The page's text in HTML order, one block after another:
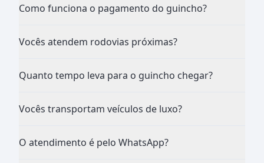
Como funciona o pagamento do guincho?
Vocês atendem rodovias próximas?
Quanto tempo leva para o guincho chegar?
Vocês transportam veículos de luxo?
O atendimento é pelo WhatsApp?